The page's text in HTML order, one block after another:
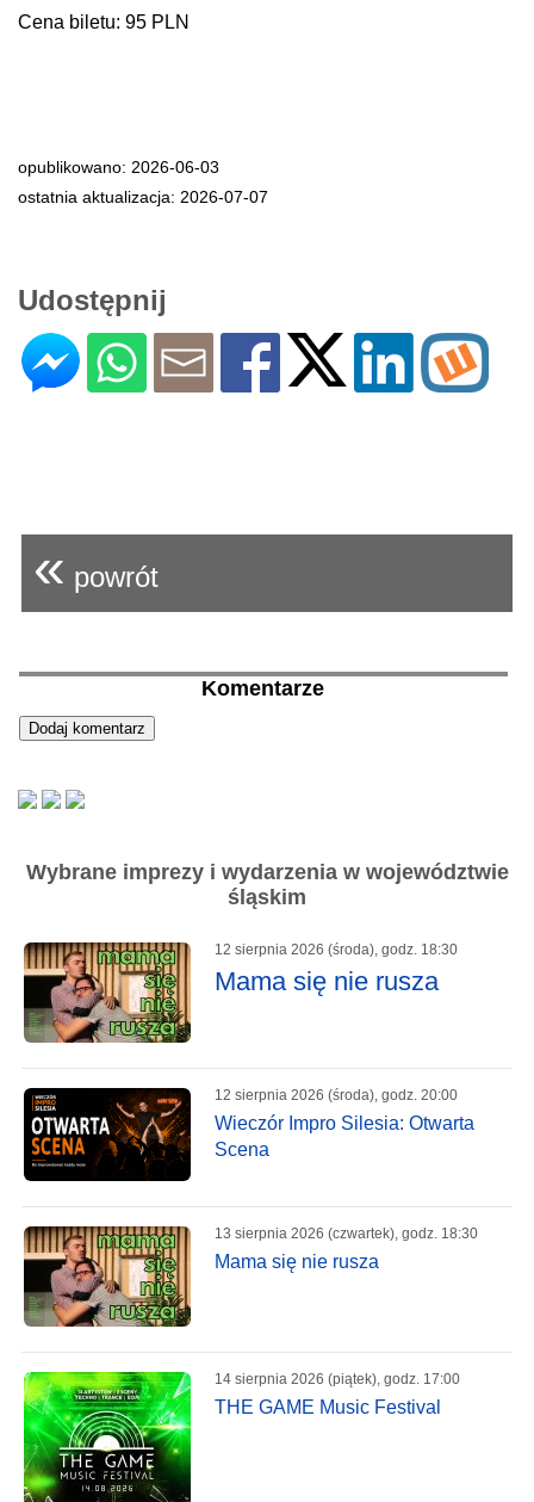
Cena biletu: 95 PLN
opublikowano: 2026-06-03
ostatnia aktualizacja: 2026-07-07
Udostępnij
« powrót
Komentarze
Wybrane imprezy i wydarzenia w województwie
śląskim
12 sierpnia 2026 (środa), godz. 18:30
Mama się nie rusza
12 sierpnia 2026 (środa), godz. 20:00
Wieczór Impro Silesia: Otwarta
Scena
13 sierpnia 2026 (czwartek), godz. 18:30
Mama się nie rusza
14 sierpnia 2026 (piątek), godz. 17:00
THE GAME Music Festival